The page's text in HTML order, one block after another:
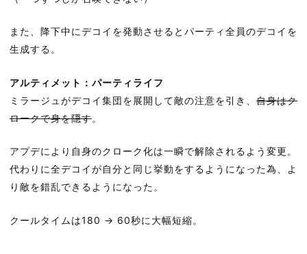
また、降下中にデコイを発動させるとパーティ全員のデコイを
生成する。
アルティメット：パーティライフ
ミラージュがデコイ集団を展開して敵の注意を引き、 自身はク
ロークで身を隠す。
アプデにより自身のクローク化は一瞬で解除されるよう変更。
代わりに全デコイが自分と同じ挙動をするようになった為、よ
り敵を錯乱できるようになった。
クールタイムは180 → 60秒に大幅短縮。